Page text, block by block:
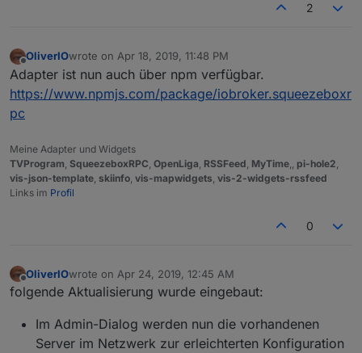
2
Offline
OliverIOwrote on Apr 18, 2019, 11:48 PM
last edited by
Adapter ist nun auch über npm verfügbar.
https://www.npmjs.com/package/iobroker.squeezeboxr
pc
Meine Adapter und Widgets
TVProgram SqueezeboxRPC OpenLiga RSSFeed MyTime pi-hole2
vis-json-template skiinfo vis-mapwidgets vis-2-widgets-rssfeed
Links im Profil
0
Offline
OliverIOwrote on Apr 24, 2019, 12:45 AM
last edited by
folgende Aktualisierung wurde eingebaut:
Im Admin-Dialog werden nun die vorhandenen
Server im Netzwerk zur erleichterten Konfiguration